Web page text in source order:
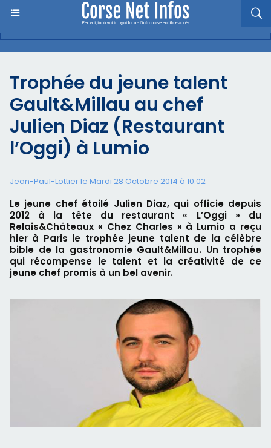
Trophée du jeune talent
Gault&Millau au chef
Julien Diaz (Restaurant
l’Oggi) à Lumio
Jean-Paul-Lottier le Mardi 28 Octobre 2014 à 10:02
Le jeune chef étoilé Julien Diaz, qui officie depuis
2012 à la tête du restaurant « L’Oggi » du
Relais&Châteaux « Chez Charles » à Lumio a reçu
hier à Paris le trophée jeune talent de la célèbre
bible de la gastronomie Gault&Millau. Un trophée
qui récompense le talent et la créativité de ce
jeune chef promis à un bel avenir.